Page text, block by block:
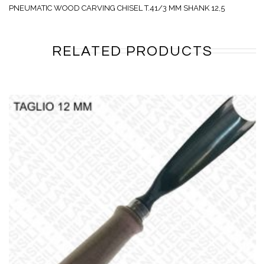
PNEUMATIC WOOD CARVING CHISEL T.41/3 MM SHANK 12,5
RELATED PRODUCTS